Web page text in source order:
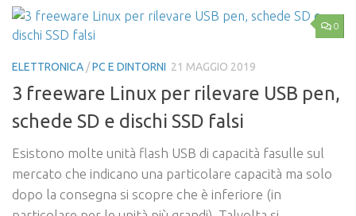
0
ELETTRONICA /PC E DINTORNI 21 MAGGIO 2019
3 freeware Linux per rilevare USB pen,
schede SD e dischi SSD falsi
Esistono molte unità flash USB di capacità fasulle sul
mercato che indicano una particolare capacità ma solo
dopo la consegna si scopre che è inferiore (in